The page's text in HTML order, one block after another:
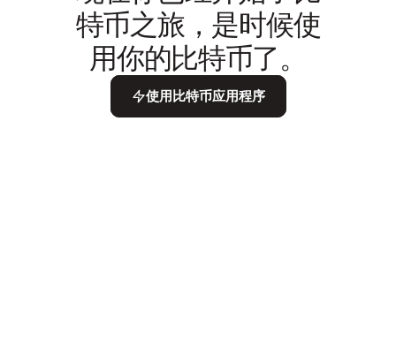
特币之旅，是时候使
用你的比特币了。
使用比特币应用程序